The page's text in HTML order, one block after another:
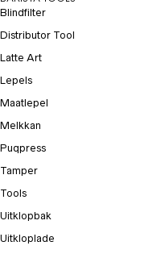
Blindfilter
Distributor Tool
Latte Art
Lepels
Maatlepel
Melkkan
Puqpress
Tamper
Tools
Uitklopbak
Uitkloplade